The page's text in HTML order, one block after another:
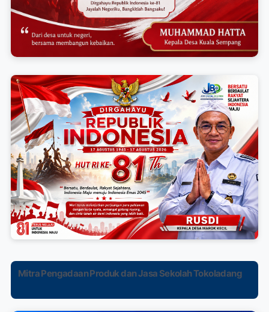
Mitra Pengadaan Produk dan Jasa Sekolah Tokoladang